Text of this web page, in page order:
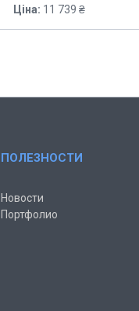
Ціна: 11 739 ₴
ПОЛЕЗНОСТИ
Новости
Портфолио